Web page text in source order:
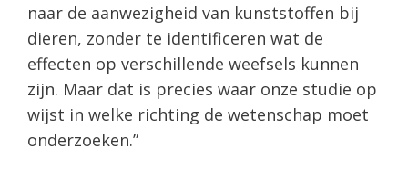
naar de aanwezigheid van kunststoffen bij
dieren, zonder te identificeren wat de
effecten op verschillende weefsels kunnen
zijn. Maar dat is precies waar onze studie op
wijst in welke richting de wetenschap moet
onderzoeken.”